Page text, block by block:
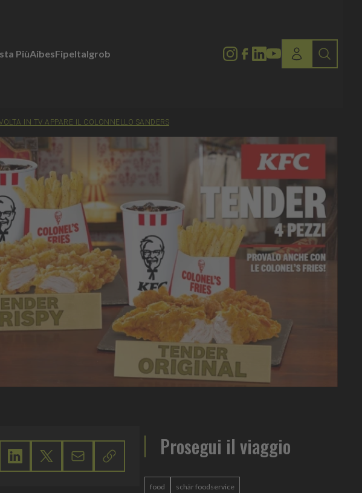
PiùAibesFipeItalgrob
IN TV APPARE IL COLONNELLO SANDERS
Prosegui il viaggio
food schär foodservice